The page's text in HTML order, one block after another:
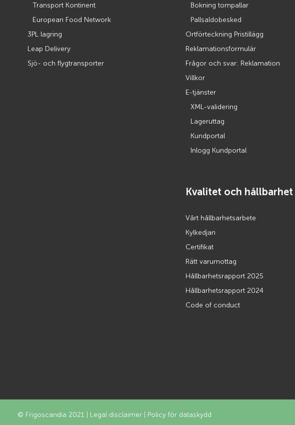
Transport Kontinent
European Food Network
3PL lagring
Leap Delivery
Sjö- och flygtransporter
Bokning tompallar
Pallsaldobesked
Ortförteckning Pristillägg
Reklamationsformulär
Frågor och svar: Reklamation
Villkor
E-tjänster
XML-validering
Lageruttag
Kundportal
Inlogg Kundportal
Kvalitet och hållbarhet
Vårt hållbarhetsarbete
Kylkedjan
Certifikat
Rätt varumottag
Hållbarhetsrapport 2025
Hållbarhetsrapport 2024
Code of conduct
© Frigoscandia 2021 | Legal disclaimer Policy för dataskydd